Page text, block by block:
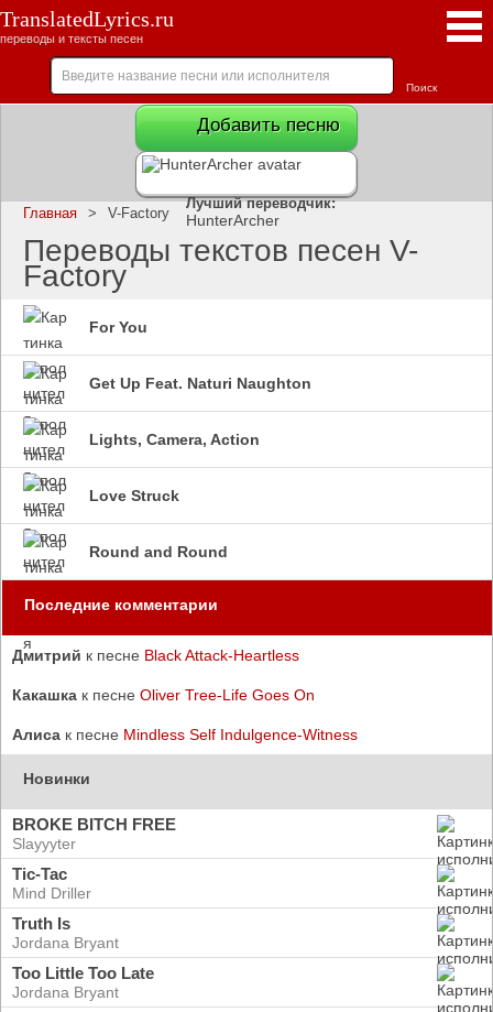
TranslatedLyrics.ru
переводы и тексты песен
Добавить песню
Лучший переводчик:
HunterArcher
Главная > V-Factory
Переводы текстов песен V-
Factory
For You
Get Up Feat. Naturi Naughton
Lights, Camera, Action
Love Struck
Round and Round
Последние комментарии
Дмитрий к песне Black Attack-Heartless
Какашка к песне Oliver Tree-Life Goes On
Алиса к песне Mindless Self Indulgence-Witness
Новинки
BROKE BITCH FREE
Slayyyter
Tic-Tac
Mind Driller
Truth Is
Jordana Bryant
Too Little Too Late
Jordana Bryant